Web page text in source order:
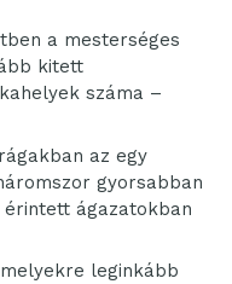
a mesterséges
kitett
száma –
az egy
gyorsabban
ágazatokban
leginkább